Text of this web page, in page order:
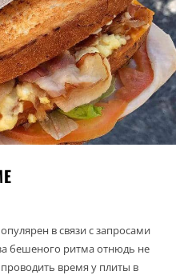
в связи с запросами
бешеного ритма отнюдь не
время у плиты в